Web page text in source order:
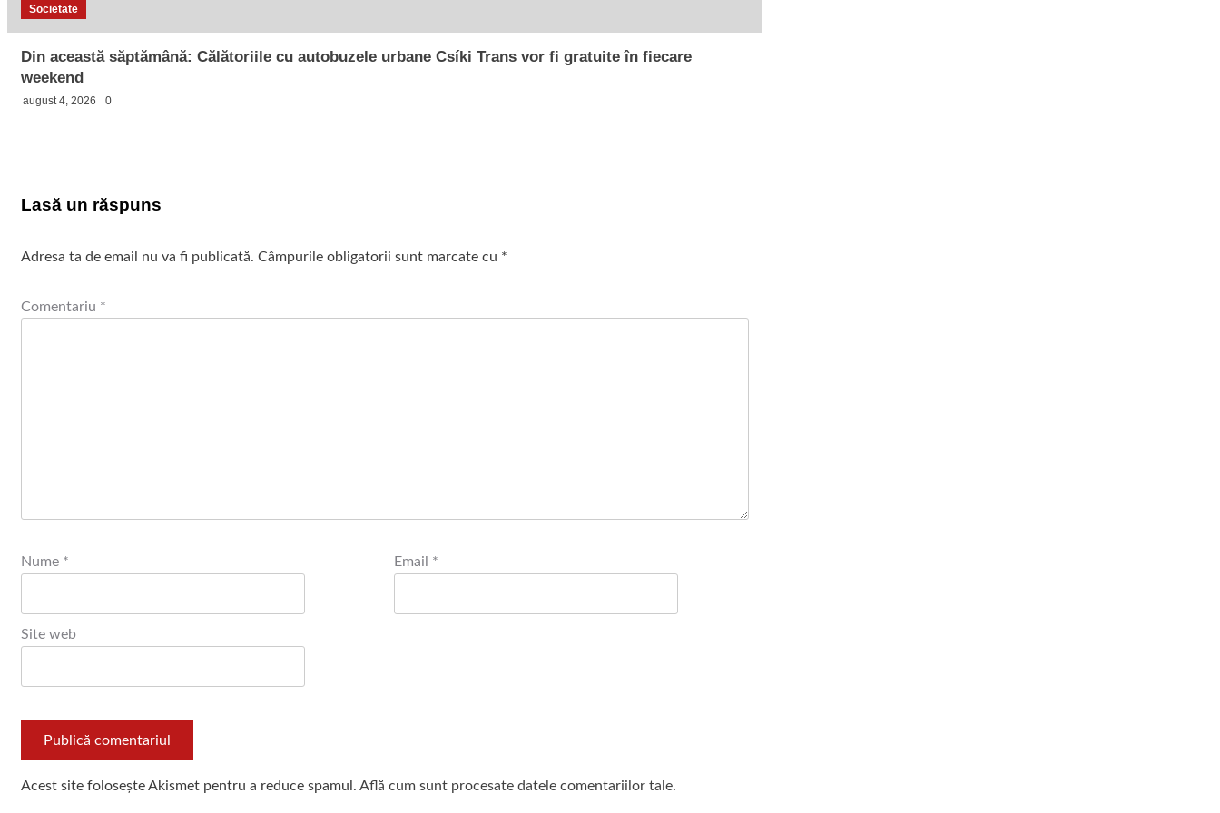
Societate
Din această săptămână: Călătoriile cu autobuzele urbane Csíki Trans vor fi gratuite în fiecare
weekend
august 4, 2026 0
Lasă un răspuns
Adresa ta de email nu va fi publicată. Câmpurile obligatorii sunt marcate cu *
Comentariu *
Nume * Email *
Site web
Acest site folosește Akismet pentru a reduce spamul. Află cum sunt procesate datele comentariilor tale.